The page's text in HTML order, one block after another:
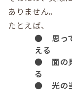
ありません。
たとえば、
●
思っ
える
●
面の
る
●
光の